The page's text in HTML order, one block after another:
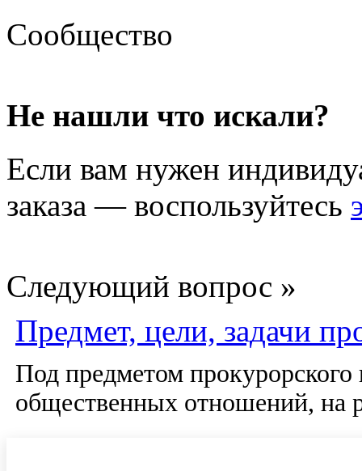
Сообщество
Не нашли что искали?
Если вам нужен
заказа — воспользуйтесь
Следующий вопрос »
Предмет, цели, задачи
Под предметом прокурорского
общественных отношений, на